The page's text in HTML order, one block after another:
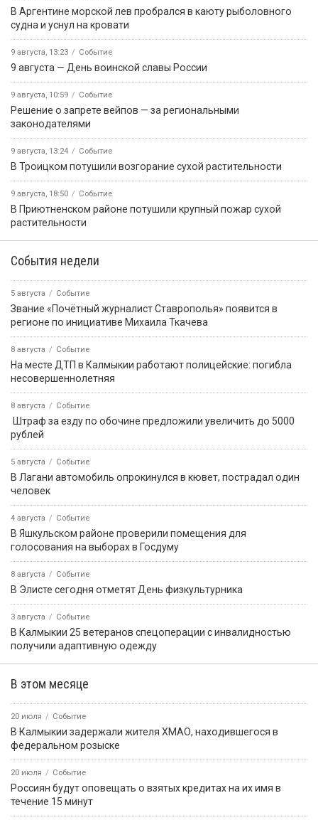
Картина дня
9 августа, 08:27 Событие
Бог создал Землю, а всё остальное на ней сделали
строители!
9 августа, 11:01 Событие
В Аргентине морской лев пробрался в каюту рыболовного
судна и уснул на кровати
9 августа, 13:23 Событие
9 августа — День воинской славы России
9 августа, 10:59 Событие
Решение о запрете вейпов — за региональными
законодателями
В Троицком потушили возгорание сухой растительности
9 августа, 18:50 Событие
В Приютненском районе потушили крупный пожар сухой
растительности
События недели
ПРИЁМНАЯ ПРЕЗИДЕНТА РОССИЙСКОЙ
ФЕДЕРАЦИИ В РЕСПУБЛИКЕ КАЛМЫКИЯ